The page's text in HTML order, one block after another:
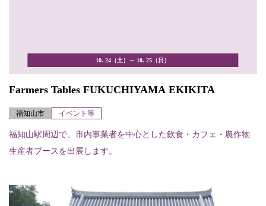
10. 24（土）～ 10. 25（日）
Farmers Tables FUKUCHIYAMA EKIKITA
福知山市 イベント等
福知山駅周辺で、市内事業者を中心とした飲食・カフェ・農作物
生産者ブースを出展します。